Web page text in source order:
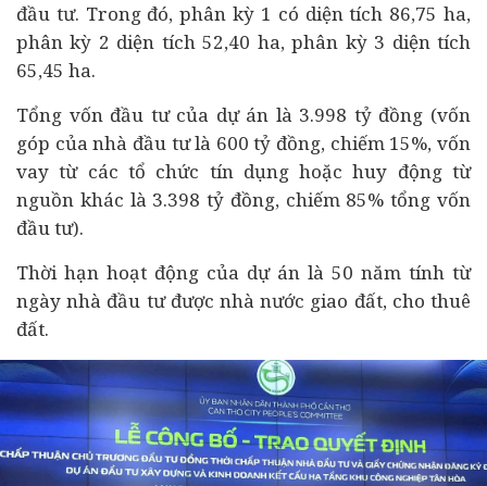
đầu tư. Trong đó, phân kỳ 1 có diện tích 86,75 ha,
phân kỳ 2 diện tích 52,40 ha, phân kỳ 3 diện tích
65,45 ha.
Tổng vốn đầu tư của dự án là 3.998 tỷ đồng (vốn
góp của nhà đầu tư là 600 tỷ đồng, chiếm 15%, vốn
vay từ các tổ chức tín dụng hoặc huy động từ
nguồn khác là 3.398 tỷ đồng, chiếm 85% tổng vốn
đầu tư).
Thời hạn hoạt động của dự án là 50 năm tính từ
ngày nhà đầu tư được nhà nước giao đất, cho thuê
đất.